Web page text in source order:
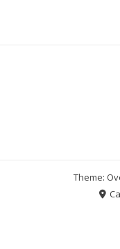
Theme: